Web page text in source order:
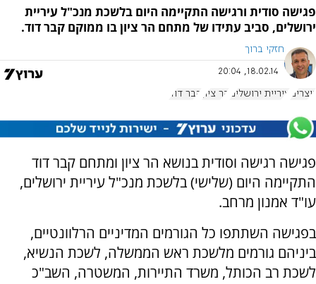
פגישה סודית ורגישה התקיימה היום בלשכת מנכ"ל עיריית
ירושלים, סביב עתידו של מתחם הר ציון בו ממוקם קבר דוד.
חזקי ברוך
18.02.14, 20:04
נוצרים עיריית ירושלים הר ציון קבר דוד
פגישה רגישה וסודית בנושא הר ציון ומתחם קבר דוד
התקיימה היום (שלישי) בלשכת מנכ"ל עיריית ירושלים,
עו"ד אמנון מרחב.
בפגישה השתתפו כל הגורמים המדיניים הרלוונטיים,
ביניהם גורמים מלשכת ראש הממשלה, לשכת הנשיא,
לשכת רב הכותל, משרד התיירות, המשטרה, השב"כ